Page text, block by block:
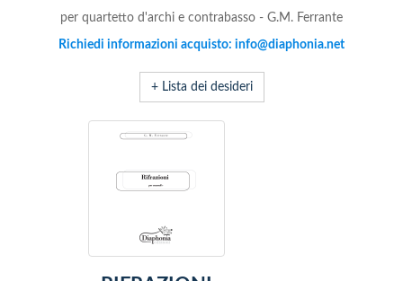
per quartetto d'archi e contrabasso - G.M. Ferrante
Richiedi informazioni acquisto: info@diaphonia.net
+ Lista dei desideri